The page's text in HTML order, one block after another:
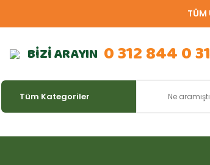
TÜM
BİZİ ARAYIN 0 312 844 0